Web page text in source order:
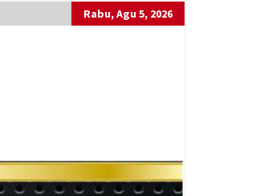
Rabu, Agu 5, 2026